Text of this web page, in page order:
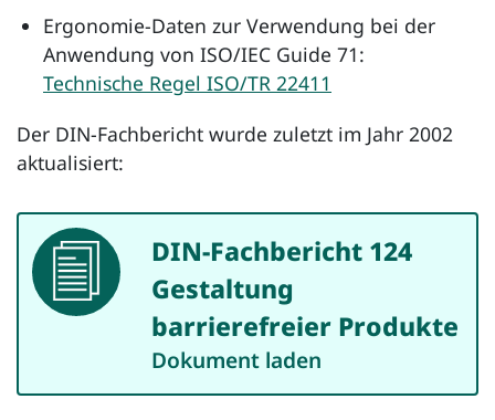
Ergonomie-Daten zur Verwendung bei der
Anwendung von ISO/IEC Guide 71:
Technische Regel ISO/TR 22411
Der DIN-Fachbericht wurde zuletzt im Jahr 2002
aktualisiert:
Dokument
DIN-Fachbericht 124
Gestaltung
barrierefreier Produkte
Dokument laden